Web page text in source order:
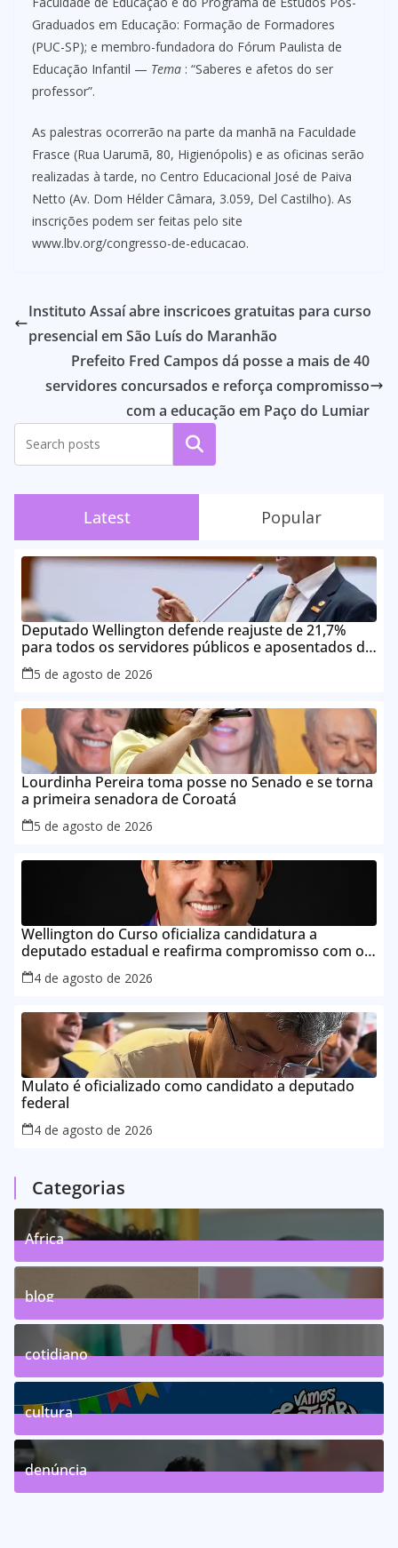
Graduados em Educação: Formação de Formadores
(PUC-SP); e membro-fundadora do Fórum Paulista de
Educação Infantil — Tema : “Saberes e afetos do ser
professor”.
As palestras ocorrerão na parte da manhã na Faculdade
Frasce (Rua Uarumã, 80, Higienópolis) e as oficinas serão
realizadas à tarde, no Centro Educacional José de Paiva
Netto (Av. Dom Hélder Câmara, 3.059, Del Castilho). As
inscrições podem ser feitas pelo site
www.lbv.org/congresso-de-educacao.
Instituto Assaí abre inscricoes gratuitas para curso
presencial em São Luís do Maranhão
Prefeito Fred Campos dá posse a mais de 40
servidores concursados e reforça compromisso
com a educação em Paço do Lumiar
Pesquisar
Latest Popular
Deputado Wellington defende reajuste de 21,7%
para todos os servidores públicos e aposentados do
Maranhão
5 de agosto de 2026
Lourdinha Pereira toma posse no Senado e se torna
a primeira senadora de Coroatá
5 de agosto de 2026
Wellington do Curso oficializa candidatura a
deputado estadual e reafirma compromisso com o
povo do Maranhão
4 de agosto de 2026
Mulato é oficializado como candidato a deputado
federal
4 de agosto de 2026
Categorias
Africa
0Posts
blog
75Posts
cotidiano
46Posts
cultura
63Posts
denúncia